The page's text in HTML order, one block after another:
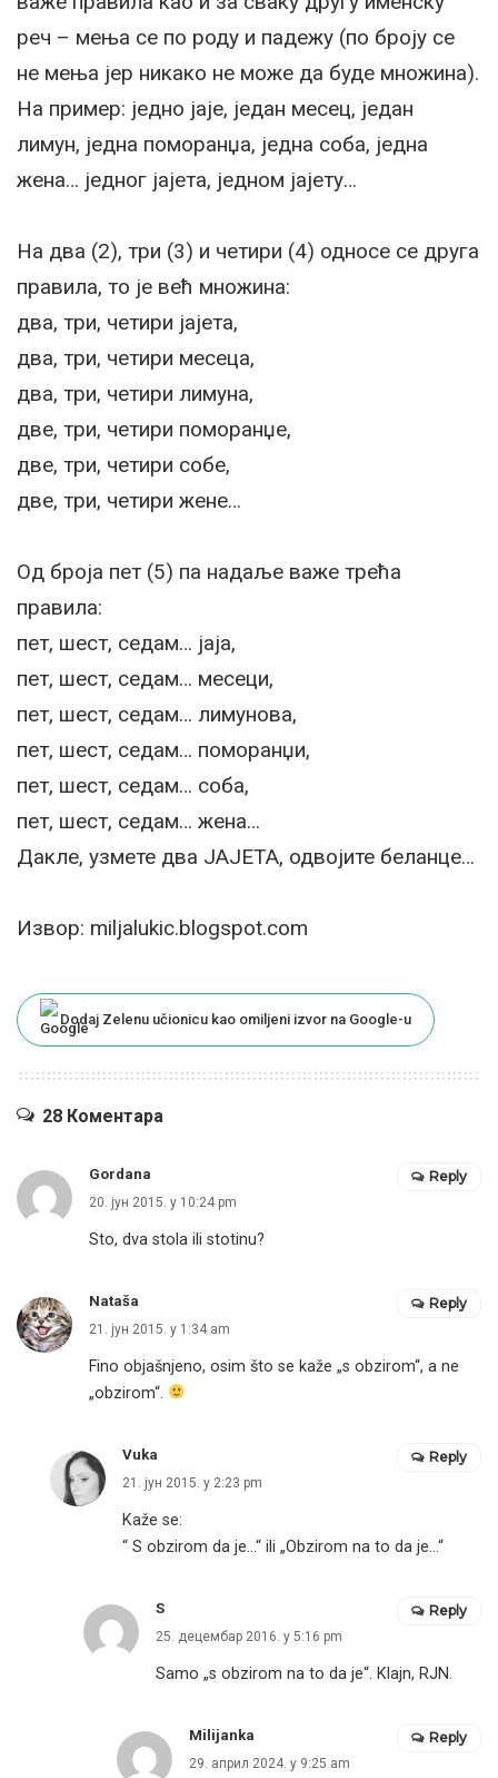
реч – мења се по роду и падежу (по броју се
не мења јер никако не може да буде множина).
На пример: једно јаје, један месец, један
лимун, једна поморанџа, једна соба, једна
жена… једног јајета, једном јајету…
На два (2), три (3) и четири (4) односе се друга
правила, то је већ множина:
два, три, четири јајета,
два, три, четири месеца,
два, три, четири лимуна,
две, три, четири поморанџе,
две, три, четири собе,
две, три, четири жене…
Од броја пет (5) па надаље важе трећа
правила:
пет, шест, седам… јаја,
пет, шест, седам… месеци,
пет, шест, седам… лимунова,
пет, шест, седам… поморанџи,
пет, шест, седам… соба,
пет, шест, седам… жена…
Дакле, узмете два ЈАЈЕТА, одвојите беланце…
Извор: miljalukic.blogspot.com
Dodaj Zelenu učionicu kao omiljeni izvor na Google-u
28 Коментара
Gordana
20. јун 2015. у 10:24 pm
Sto, dva stola ili stotinu?
Reply
Nataša
21. јун 2015. у 1:34 am
Fino objašnjeno, osim što se kaže „s obzirom“, a ne
„obzirom“.
Reply
Vuka
21. јун 2015. у 2:23 pm
Kaže se:
“ S obzirom da je…“ ili „Obzirom na to da je…“
Reply
S
25. децембар 2016. у 5:16 pm
Samo „s obzirom na to da je“. Klajn, RJN.
Reply
Milijanka
29. април 2024. у 9:25 am
Reply